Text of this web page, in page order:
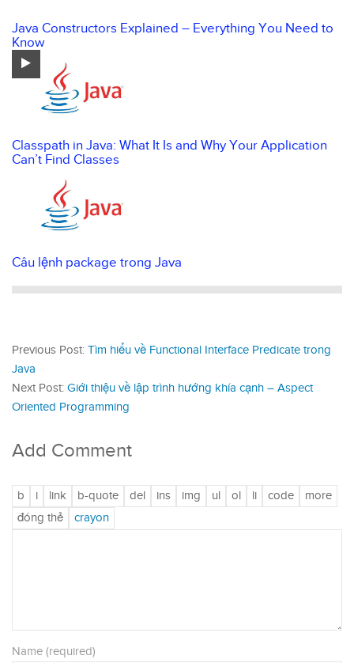
Java Constructors Explained – Everything You Need to
Know
Classpath in Java: What It Is and Why Your Application
Can’t Find Classes
Câu lệnh package trong Java
Previous Post: Tìm hiểu về Functional Interface Predicate trong
Java
Next Post: Giới thiệu về lập trình hướng khía cạnh – Aspect
Oriented Programming
Add Comment
Name (required)